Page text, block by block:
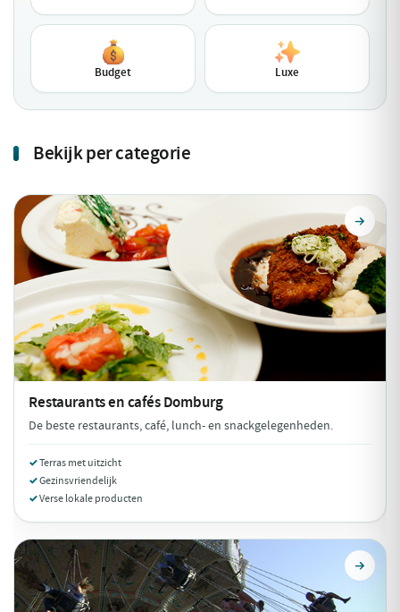
Budget Luxe
Bekijk per categorie
Restaurants en cafésDomburg
De beste restaurants, café, lunch- en snackgelegenheden.
Terras met uitzicht
Gezinsvriendelijk
Verse lokale producten